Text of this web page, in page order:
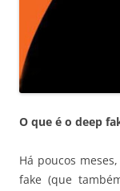
O que é o deep
Há poucos
fake (que